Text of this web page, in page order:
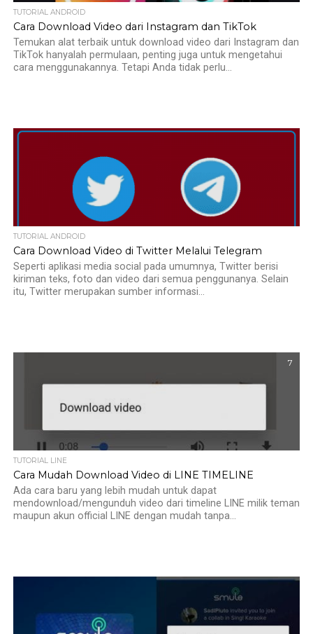
TUTORIAL ANDROID
Cara Download Video dari Instagram dan TikTok
Temukan alat terbaik untuk download video dari Instagram dan
TikTok hanyalah permulaan, penting juga untuk mengetahui
cara menggunakannya. Tetapi Anda tidak perlu...
TUTORIAL ANDROID
Cara Download Video di Twitter Melalui Telegram
Seperti aplikasi media social pada umumnya, Twitter berisi
kiriman teks, foto dan video dari semua penggunanya. Selain
itu, Twitter merupakan sumber informasi...
7
TUTORIAL LINE
Cara Mudah Download Video di LINE TIMELINE
Ada cara baru yang lebih mudah untuk dapat
mendownload/mengunduh video dari timeline LINE milik teman
maupun akun official LINE dengan mudah tanpa...